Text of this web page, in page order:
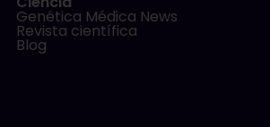
Genética Médica News
Revista científica
Blog